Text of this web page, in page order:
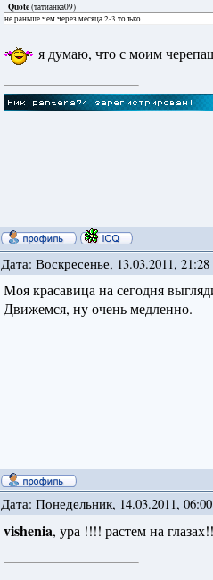
Quote(татианка09)
не раньше чем через месяца 2-3 только
я думаю, что с моим
Дата: Воскресенье, 13.03.2011,
Моя красавица на сегодня
Движемся, ну очень медленно.
Дата: Понедельник, 14.03.2011,
vishenia, ура !!!! растем на